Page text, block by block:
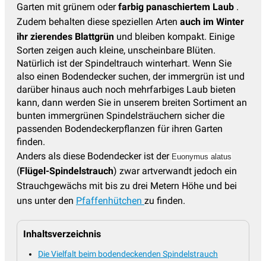
Garten mit grünem oderfarbig panaschiertem Laub .
Zudem behalten diese speziellen Arten auch im Winter
ihr zierendes Blattgrün und bleiben kompakt. Einige
Sorten zeigen auch kleine, unscheinbare Blüten.
Natürlich ist der Spindeltrauch winterhart. Wenn Sie
also einen Bodendecker suchen, der immergrün ist und
darüber hinaus auch noch mehrfarbiges Laub bieten
kann, dann werden Sie in unserem breiten Sortiment an
bunten immergrünen Spindelsträuchern sicher die
passenden Bodendeckerpflanzen für ihren Garten
finden.
Anders als diese Bodendecker ist der Euonymus alatus
(Flügel-Spindelstrauch) zwar artverwandt jedoch ein
Strauchgewächs mit bis zu drei Metern Höhe und bei
uns unter den Pfaffenhütchen zu finden.
Inhaltsverzeichnis
Die Vielfalt beim bodendeckenden Spindelstrauch